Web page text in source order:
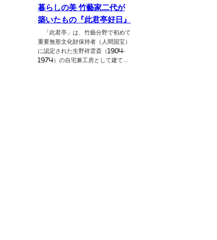
暮らしの美 竹藝家二代が
築いたもの『此君亭好日』
「此君亭」は、竹藝分野で初めて
重要無形文化財保持者（人間国宝）
に認定された生野祥雲斎（1904-
1974）の自宅兼工房として建て...